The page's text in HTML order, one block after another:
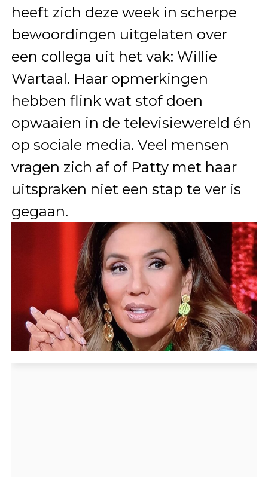
heeft zich deze week in scherpe
bewoordingen uitgelaten over
een collega uit het vak: Willie
Wartaal. Haar opmerkingen
hebben flink wat stof doen
opwaaien in de televisiewereld én
op sociale media. Veel mensen
vragen zich af of Patty met haar
uitspraken niet een stap te ver is
gegaan.